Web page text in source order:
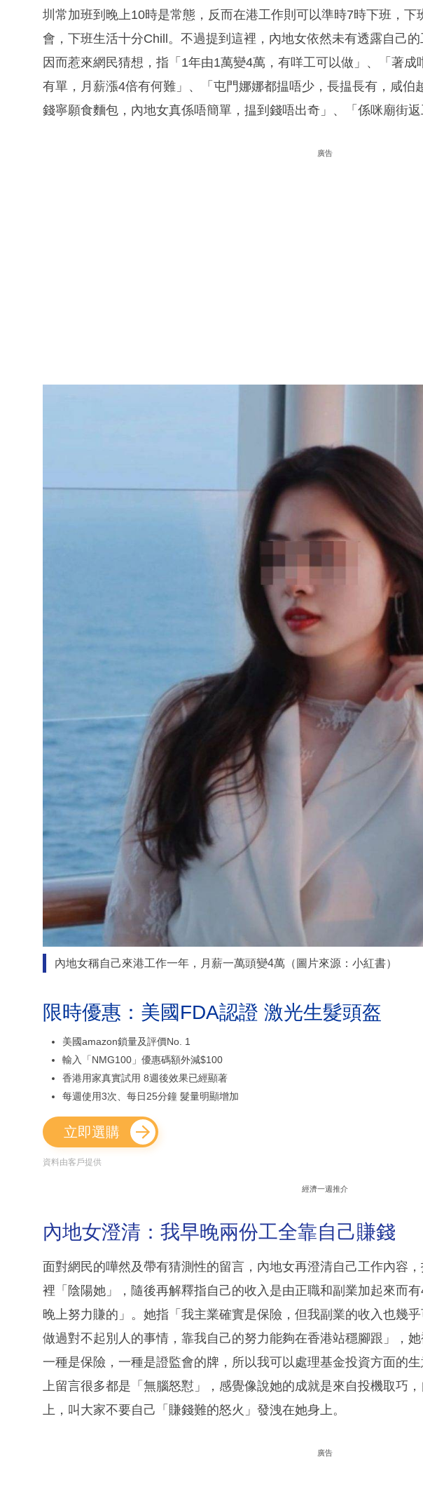
圳常加班到晚上10時是常態，反而在港工作則可以準時7時下班，下
會，下班生活十分Chill。不過提到這裡，內地女依然未有透露自己的
因而惹來網民猜想，指「1年由1萬變4萬，有咩工可以做」、「著成
有單，月薪漲4倍有何難」、「屯門娜娜都揾唔少，長揾長有，咸伯
錢寧願食麵包，內地女真係唔簡單，揾到錢唔出奇」、「係咪廟街返
廣告
內地女稱自己來港工作一年，月薪一萬頭變4萬（圖片來源：小紅書）
限時優惠：美國FDA認證 激光生髮頭盔
美國amazon鎖量及評價No. 1
輸入「NMG100」優惠碼額外減$100
香港用家真實試用 8週後效果已經顯著
每週使用3次、每日25分鐘 髮量明顯增加
立即選購
資料由客戶提供
經濟一週推介
內地女澄清：我早晚兩份工全靠自己賺錢
面對網民的嘩然及帶有猜測性的留言，內地女再澄清自己工作內容
裡「陰陽她」，隨後再解釋指自己的收入是由正職和副業加起來而
晚上努力賺的」。她指「我主業確實是保險，但我副業的收入也幾
做過對不起別人的事情，靠我自己的努力能夠在香港站穩腳跟」，
一種是保險，一種是證監會的牌，所以我可以處理基金投資方面的
上留言很多都是「無腦怒懟」，感覺像說她的成就是來自投機取巧
上，叫大家不要自己「賺錢難的怒火」發洩在她身上。
廣告